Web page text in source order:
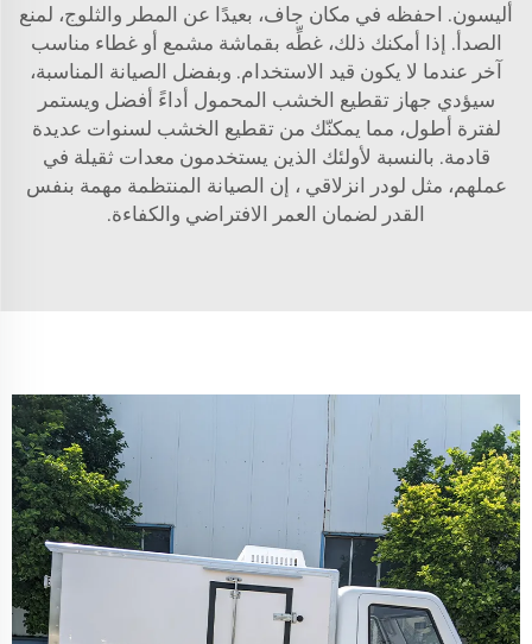
أليسون. احفظه في مكان جاف، بعيدًا عن المطر والثلوج، لمنع
الصدأ. إذا أمكنك ذلك، غطِّه بقماشة مشمع أو غطاء مناسب
آخر عندما لا يكون قيد الاستخدام. وبفضل الصيانة المناسبة،
سيؤدي جهاز تقطيع الخشب المحمول أداءً أفضل ويستمر
لفترة أطول، مما يمكنّك من تقطيع الخشب لسنوات عديدة
قادمة. بالنسبة لأولئك الذين يستخدمون معدات ثقيلة في
عملهم، مثل لودر انزلاقي ، إن الصيانة المنتظمة مهمة بنفس
القدر لضمان العمر الافتراضي والكفاءة.